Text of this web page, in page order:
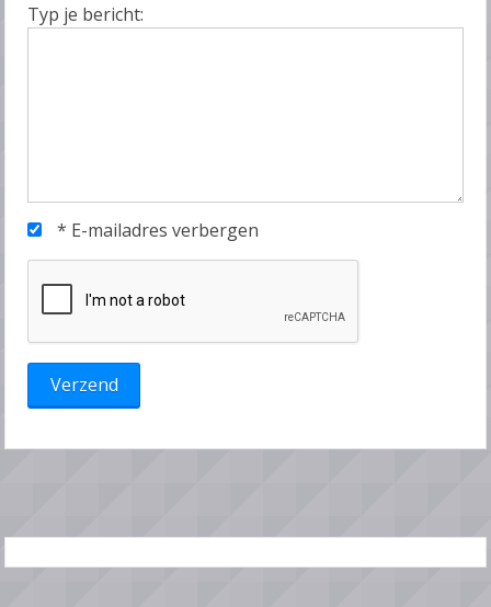
Typ je bericht:
* E-mailadres verbergen